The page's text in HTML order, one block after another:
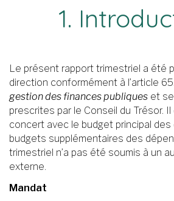
1.
Le présent rapport trimestriel a été
direction conformément à l’article
gestion des finances publiques et
prescrites par le Conseil du Trésor.
concert avec le budget principal
budgets supplémentaires des
trimestriel n’a pas été soumis à un
externe.
Mandat